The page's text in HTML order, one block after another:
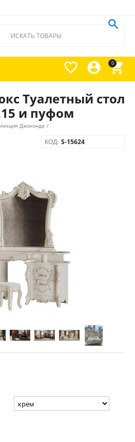
0




Туалетный стол
и пуфом
Джоконда /
КОД: S-15624